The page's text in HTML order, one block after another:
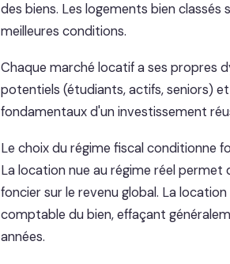
des biens. Les logements bien
meilleures conditions.
Chaque marché locatif a ses propres
potentiels (étudiants, actifs, seniors)
fondamentaux d'un investissement
Le choix du régime fiscal conditionne
La location nue au régime réel
foncier sur le revenu global. La
comptable du bien, effaçant
années.